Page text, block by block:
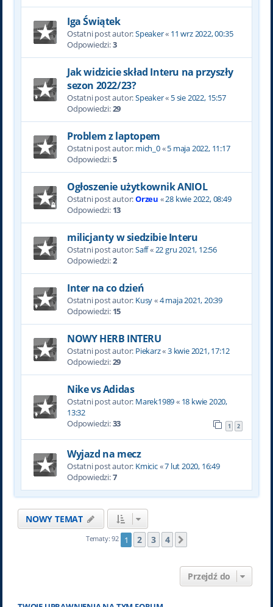
Iga Świątek
Ostatni post autor:Speaker« 11 wrz 2022, 00:35
Odpowiedzi:3
Jak widzicie skład Interu na przyszły
sezon 2022/23?
Ostatni post autor:Speaker« 5 sie 2022, 15:57
Odpowiedzi:29
Problem z laptopem
Ostatni post autor: mich_0«5 maja 2022, 11:17
Odpowiedzi:5
Ogłoszenie użytkownik ANIOL
Ostatni post autor:Orzeu «28 kwie 2022, 08:49
Odpowiedzi: 13
milicjanty w siedzibie Interu
Ostatni post autor:Saff«22 gru 2021, 12:56
Odpowiedzi:2
Inter na co dzień
Ostatni post autor: Kusy«4 maja 2021, 20:39
Odpowiedzi: 15
NOWY HERB INTERU
Ostatni post autor: Piekarz«3 kwie 2021, 17:12
Odpowiedzi:29
Nike vs Adidas
Ostatni post autor: Marek1989« 18 kwie 2020,
13:32
Odpowiedzi:33 1 2
Wyjazd na mecz
Ostatni post autor: Kmicic«7 lut 2020, 16:49
Odpowiedzi:7
NOWY TEMAT
Tematy: 92 1 2 3 4
Przejdź do